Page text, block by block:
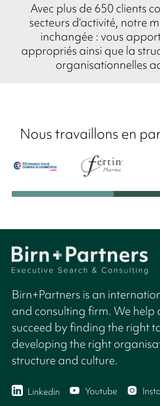
Avec plus de 650 clients
secteurs d’activité, notre
inchangée : vous
appropriés ainsi que la
organisationnelles
Nous travaillons en
Birn+Partners is an
and consulting firm. We help
succeed by finding the right
developing the right
structure and culture.
Linkedin Youtube